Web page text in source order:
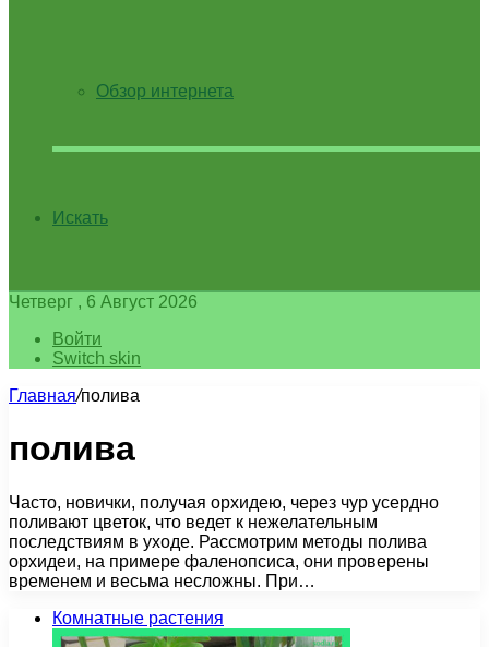
Обзор интернета
Искать
Четверг , 6 Август 2026
Войти
Switch skin
Главная/полива
полива
Часто, новички, получая орхидею, через чур усердно
поливают цветок, что ведет к нежелательным
последствиям в уходе. Рассмотрим методы полива
орхидеи, на примере фаленопсиса, они проверены
временем и весьма несложны. При…
Комнатные растения